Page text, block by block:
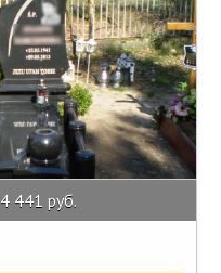
4 441 руб.